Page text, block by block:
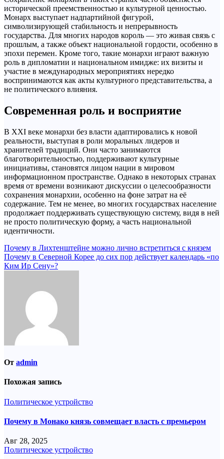
исторической преемственностью и культурной ценностью.
Монарх выступает надпартийной фигурой,
символизирующей стабильность и непрерывность
государства. Для многих народов король — это живая связь с
прошлым, а также объект национальной гордости, особенно в
эпохи перемен. Кроме того, такие монархи играют важную
роль в дипломатии и национальном имидже: их визиты и
участие в международных мероприятиях нередко
воспринимаются как акты культурного представительства, а
не политического влияния.
Современная роль и восприятие
В XXI веке монархи без власти адаптировались к новой
реальности, выступая в роли моральных лидеров и
хранителей традиций. Они часто занимаются
благотворительностью, поддерживают культурные
инициативы, становятся лицом нации в мировом
информационном пространстве. Однако в некоторых странах
время от времени возникают дискуссии о целесообразности
сохранения монархии, особенно на фоне затрат на её
содержание. Тем не менее, во многих государствах население
продолжает поддерживать существующую систему, видя в ней
не просто политическую форму, а часть национальной
идентичности.
Навигация
по
Почему в Лихтенштейне можно лично встретиться с князем
Почему в Северной Корее до сих пор действует календарь «по
Ким Ир Сену»?
От admin
Похожая запись
Политическое устройство
Почему в Монако князь совмещает власть с премьером
Авг 28, 2025
Политическое устройство